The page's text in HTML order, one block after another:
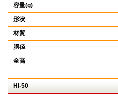
容量(g)
形状
材質
胴径
全高
HI-50